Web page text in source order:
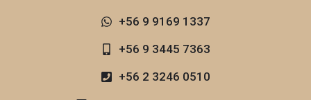
+56 9 9169 1337​
+56 9 3445 7363
+56 2 3246 0510